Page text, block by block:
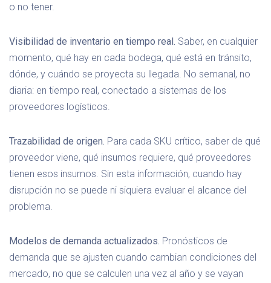
o no tener.
Visibilidad de inventario en tiempo real. Saber, en cualquier
momento, qué hay en cada bodega, qué está en tránsito,
dónde, y cuándo se proyecta su llegada. No semanal, no
diaria: en tiempo real, conectado a sistemas de los
proveedores logísticos.
Trazabilidad de origen. Para cada SKU crítico, saber de qué
proveedor viene, qué insumos requiere, qué proveedores
tienen esos insumos. Sin esta información, cuando hay
disrupción no se puede ni siquiera evaluar el alcance del
problema.
Modelos de demanda actualizados. Pronósticos de
demanda que se ajusten cuando cambian condiciones del
mercado, no que se calculen una vez al año y se vayan